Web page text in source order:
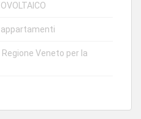
appartamenti
Regione Veneto per la